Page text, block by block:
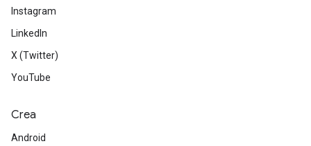
Instagram
LinkedIn
X (Twitter)
YouTube
Crea
Android